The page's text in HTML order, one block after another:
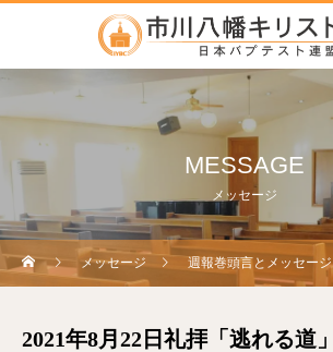
MESSAGE
メッセージ
メッセージ 週報巻頭言とメッセージ
2021年8月22日礼拝「逃れる道」